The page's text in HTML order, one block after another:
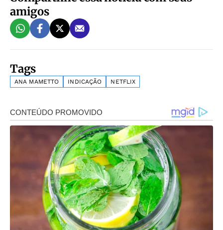
amigos
Tags
ANA MAMETTO INDICAÇÃO NETFLIX